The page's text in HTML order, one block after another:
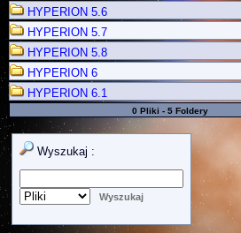
HYPERION 5.6
HYPERION 5.7
HYPERION 5.8
HYPERION 6
HYPERION 6.1
0 Pliki - 5 Foldery
Wyszukaj :